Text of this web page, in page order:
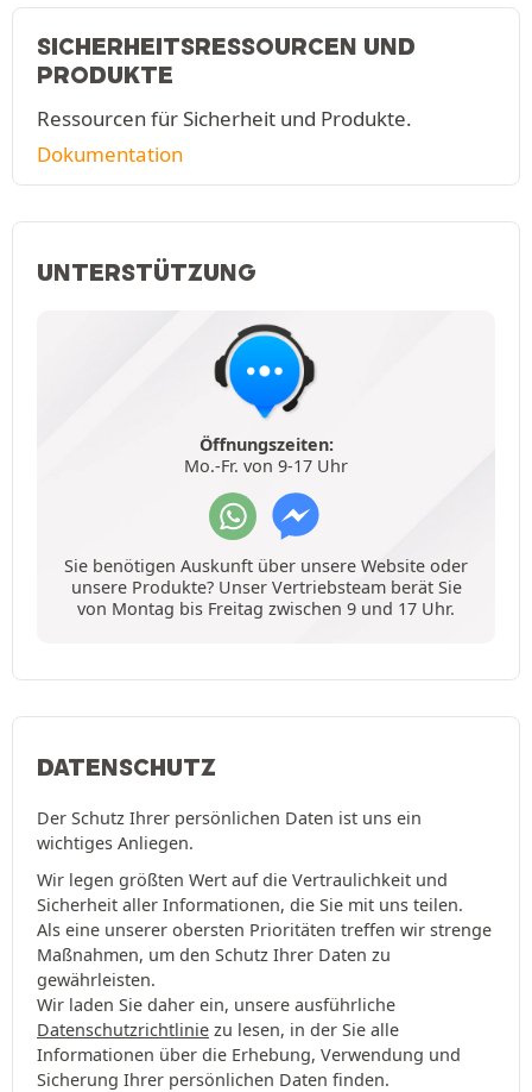
SICHERHEITSRESSOURCEN UND
PRODUKTE
Ressourcen für Sicherheit und Produkte.
Dokumentation
UNTERSTÜTZUNG
Öffnungszeiten:
Mo.-Fr. von 9-17 Uhr
Sie benötigen Auskunft über unsere Website oder
unsere Produkte? Unser Vertriebsteam berät Sie
von Montag bis Freitag zwischen 9 und 17 Uhr.
DATENSCHUTZ
Der Schutz Ihrer persönlichen Daten ist uns ein
wichtiges Anliegen.
Wir legen größten Wert auf die Vertraulichkeit und
Sicherheit aller Informationen, die Sie mit uns teilen.
Als eine unserer obersten Prioritäten treffen wir strenge
Maßnahmen, um den Schutz Ihrer Daten zu
gewährleisten.
Wir laden Sie daher ein, unsere ausführliche
Datenschutzrichtlinie zu lesen, in der Sie alle
Informationen über die Erhebung, Verwendung und
Sicherung Ihrer persönlichen Daten finden.